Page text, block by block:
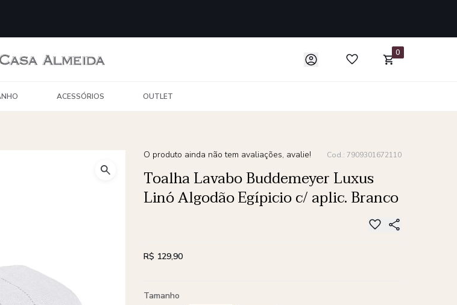
0
ACESSÓRIOS OUTLET
O produto ainda não tem avaliações, avalie! Cod.: 7909301672110
Toalha Lavabo Buddemeyer Luxus
Linó Algodão Egípicio c/ aplic. Branco
R$ 129,90
Tamanho